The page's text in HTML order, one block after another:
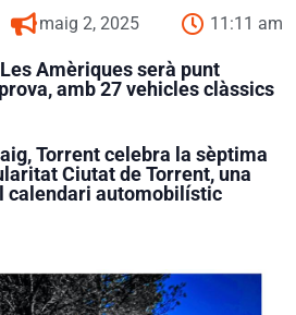
maig 2, 2025 11:11 am
Amèriques serà punt
amb 27 vehicles clàssics
Torrent celebra la sèptima
Ciutat de Torrent, una
calendari automobilístic